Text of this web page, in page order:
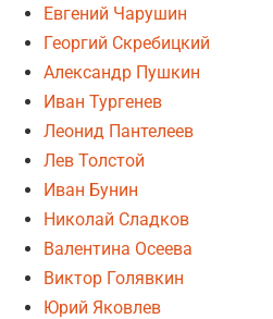
Евгений Чарушин
Георгий Скребицкий
Александр Пушкин
Иван Тургенев
Леонид Пантелеев
Лев Толстой
Иван Бунин
Николай Сладков
Валентина Осеева
Виктор Голявкин
Юрий Яковлев